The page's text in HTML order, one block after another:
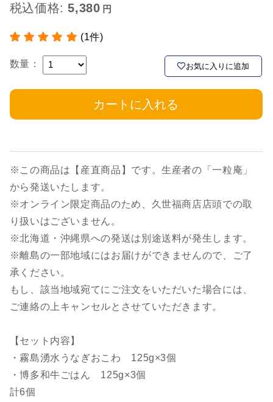
税込価格:5,380
(1件)
数量： お気に入りに追加
カートに入れる
※この商品は【産直商品】です。生産者の「一粒庵」
から発送いたします。
※オンライン限定商品のため、久世福商店店頭での取
り扱いはございません。
※北海道・沖縄県への発送は別途送料が発生します。
※離島の一部地域にはお届けができませんので、ご了
承ください。
もし、該当地域宛てにご注文をいただいた場合には、
ご連絡の上キャンセルとさせていただきます。
【セット内容】
・霧島湧水うなぎおこわ 125g×3個
・博多和牛ごはん 125g×3個
計6個